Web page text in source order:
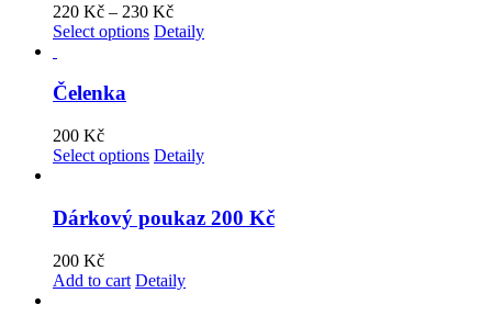
220 Kč – 230 Kč
Select options Detaily
Čelenka
200 Kč
Select options Detaily
Dárkový poukaz 200 Kč
200 Kč
Add to cart Detaily